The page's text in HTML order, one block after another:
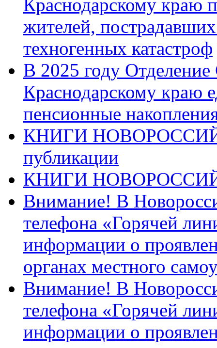
Краснодарскому краю
жителей,
техногенных катастроф
В 2025 году
Краснодарскому краю
пенсионные
КНИГИ
публикации
КНИГИ
Внимание! В
телефона «Горячей
информации о
органах местного
Внимание! В
телефона «Горячей
информации о